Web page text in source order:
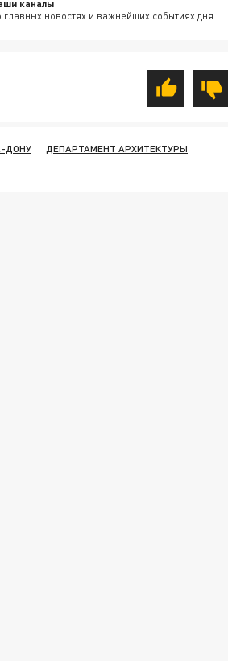
каналы
новостях и важнейших событиях дня.
ДОНУ
ДЕПАРТАМЕНТ АРХИТЕКТУРЫ